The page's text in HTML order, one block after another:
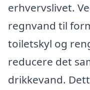
erhvervslivet.
regnvand til
toiletskyl og
reducere det
drikkevand.